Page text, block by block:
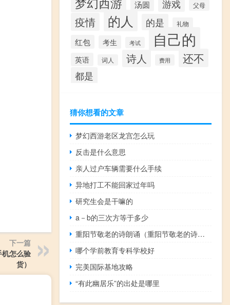
下一篇
怎么验
货）
汤圆 游戏 父母
疫情 的人 的是 礼物
红包 考生 考试 自己的
英语 词人 诗人 费用 还不
都是
猜你想看的文章
梦幻西游老区龙宫怎么玩
反击是什么意思
亲人过户车辆需要什么手续
异地打工不能回家过年吗
研究生会是干嘛的
a－b的三次方等于多少
重阳节敬老的诗朗诵（重阳节敬老的诗句现代）
哪个学前教育专科学校好
完美国际基地攻略
“有此幽居乐”的出处是哪里